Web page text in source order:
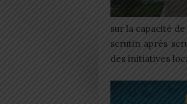
sur la capacité
scrutin après
des initiatives